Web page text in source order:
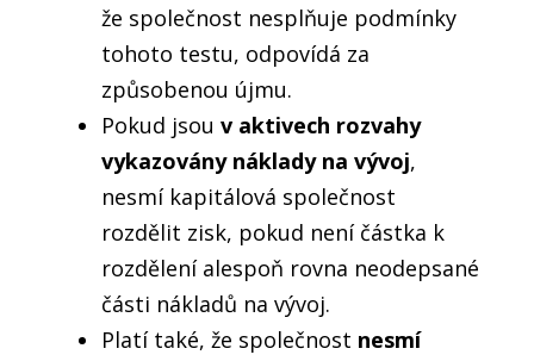
že společnost nesplňuje podmínky
tohoto testu, odpovídá za
způsobenou újmu.
Pokud jsou v aktivech rozvahy
vykazovány náklady na vývoj,
nesmí kapitálová společnost
rozdělit zisk, pokud není částka k
rozdělení alespoň rovna neodepsané
části nákladů na vývoj.
Platí také, že společnost nesmí